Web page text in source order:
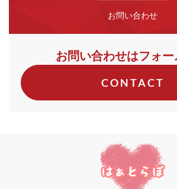
お問い合わせ
お問い合わせはフォー
CONTACT